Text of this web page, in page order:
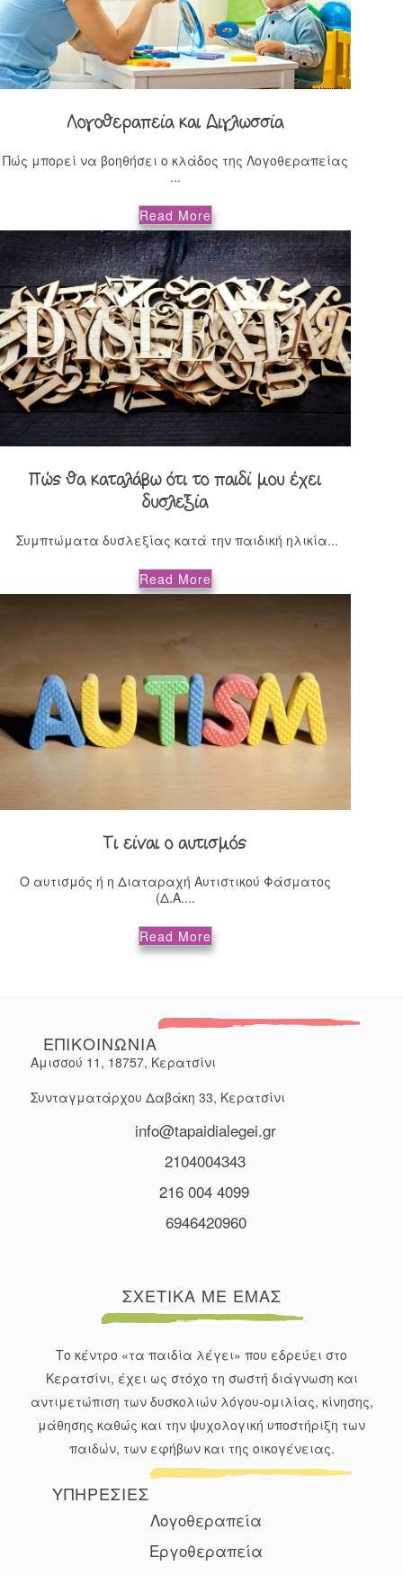
Λογοθεραπεία και Διγλωσσία
Πώς μπορεί να βοηθήσει ο κλάδος της Λογοθεραπείας
...
Read More
Πώς θα καταλάβω ότι το παιδί μου έχει
δυσλεξία
Συμπτώματα δυσλεξίας κατά την παιδική ηλικία...
Read More
Τι είναι ο αυτισμός
Ο αυτισμός ή η Διαταραχή Αυτιστικού Φάσματος
(Δ.Α....
Read More
ΕΠΙΚΟΙΝΩΝΙΑ
Αμισσού 11, 18757, Κερατσίνι
Συνταγματάρχου Δαβάκη 33, Κερατσίνι
info@tapaidialegei.gr
2104004343
216 004 4099
6946420960
ΣΧΕΤΙΚΑ ΜΕ ΕΜΑΣ
Το κέντρο «τα παιδία λέγει» που εδρεύει στο
Κερατσίνι, έχει ως στόχο τη σωστή διάγνωση και
αντιμετώπιση των δυσκολιών λόγου-ομιλίας, κίνησης,
μάθησης καθώς και την ψυχολογική υποστήριξη των
παιδών, των εφήβων και της οικογένειας.
ΥΠΗΡΕΣΙΕΣ
Λογοθεραπεία
Εργοθεραπεία